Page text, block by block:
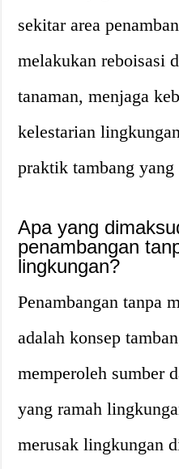
sekitar area
melakukan reboisasi
tanaman, menjaga
kelestarian
praktik tambang
Apa yang
penambangan
lingkungan?
Penambangan tanpa
adalah konsep
memperoleh sumber
yang ramah
merusak lingkungan